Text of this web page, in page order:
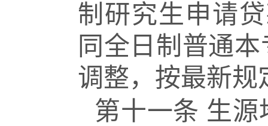
制研究生申请
同全日制普通
调整，按最新规
第十一条 生源